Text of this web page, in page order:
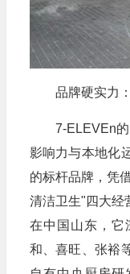
品牌硬实力
7-ELEVEn
影响力与本地化
的标杆品牌，凭
清洁卫生"四大经
在中国山东，它
和、喜旺、张裕